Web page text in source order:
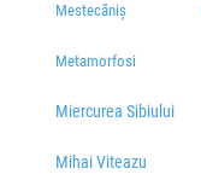
Mestecăniș
Metamorfosi
Miercurea Sibiului
Mihai Viteazu